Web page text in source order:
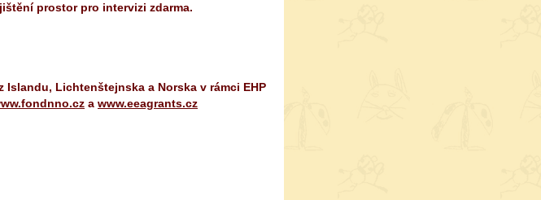
prostor pro intervizi zdarma.
Islandu, Lichtenštejnska a Norska v rámci EHP
a www.eeagrants.cz